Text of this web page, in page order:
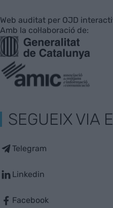
Web auditat per OJD
Amb la col·laboració de:
SEGUEIX VIA
Telegram
Linkedin
Facebook